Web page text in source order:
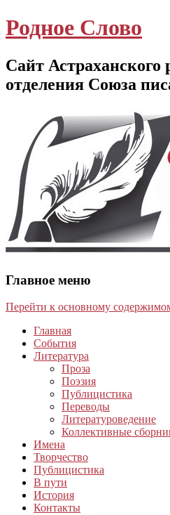
Родное Слово
Сайт Астраханского
отделения Союза
Главное меню
Перейти к основному
Главная
События
Литература
Проза
Поэзия
Публицистика
Переводы
Литературоведение
Коллективные
Имена
Творчество
Публицистика
В пути
История
Контакты